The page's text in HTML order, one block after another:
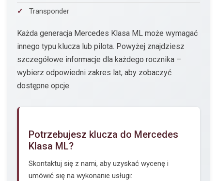
Transponder
Każda generacja Mercedes Klasa ML może wymagać
innego typu klucza lub pilota. Powyżej znajdziesz
szczegółowe informacje dla każdego rocznika –
wybierz odpowiedni zakres lat, aby zobaczyć
dostępne opcje.
Potrzebujesz klucza do Mercedes
Klasa ML?
Skontaktuj się z nami, aby uzyskać wycenę i
umówić się na wykonanie usługi: